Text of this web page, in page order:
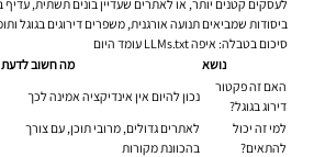
לעסקים קטנים יותר, או לאתרים שעדיין בונים תשתית,
ביסודות שמביאים תנועה אורגנית, משפרים דירוגים בגוגל
סיכום בטבלה: איפה LLMs.txt עומד היום
נושא
מה חשוב לדעת
האם זה פקטור
דירוג בגוגל?
נכון להיום אין אינדיקציה אמינה לכך
למי זה יכול
להתאים?
לאתרים גדולים, מרובי תוכן, עם צורך
בהכוונת מקורות